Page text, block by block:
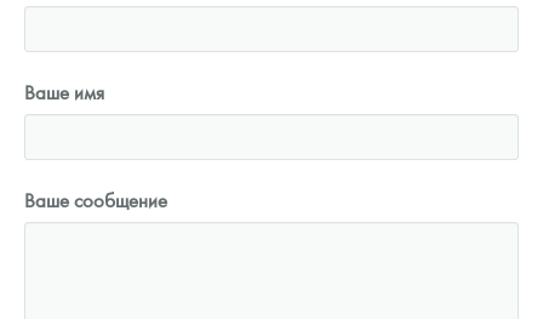
Ваше имя
Ваше сообщение